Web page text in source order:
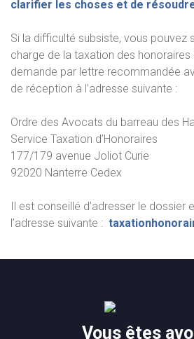
clarifier les choses et de
Si la difficulté subsiste, vous pouvez
charge de la taxation des
demande par lettre recommandée
de réception à l’adresse suivante :
Ordre des Avocats du barreau des
Service Taxation d’Honoraires
177/179 avenue Joliot Curie
92020 Nanterre Cedex
Il est conseillé d’adresser le dossier
l’adresse suivante :
Vous êtes